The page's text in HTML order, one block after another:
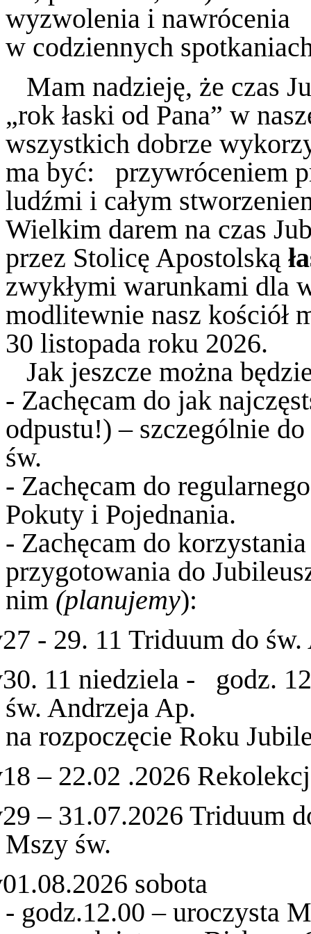
wyzwolenia i nawrócenia
w codziennych
Mam nadzieję, że czas
„rok łaski od Pana” w
wszystkich dobrze
ma być: przywróceniem
ludźmi i całym
Wielkim darem na czas
przez Stolicę Apostolską
zwykłymi warunkami dla
modlitewnie nasz kościół
30 listopada roku 2026.
Jak jeszcze można
- Zachęcam do jak
odpustu!) – szczególnie
św.
- Zachęcam do
Pokuty i Pojednania.
- Zachęcam do
przygotowania do
nim (planujemy):
27 - 29. 11 Triduum do
30. 11 niedziela - godz.
św. Andrzeja Ap.
na rozpoczęcie Roku
18 – 22.02 .2026
29 – 31.07.2026 Triduum
Mszy św.
01.08.2026 sobota
- godz.12.00 – uroczysta